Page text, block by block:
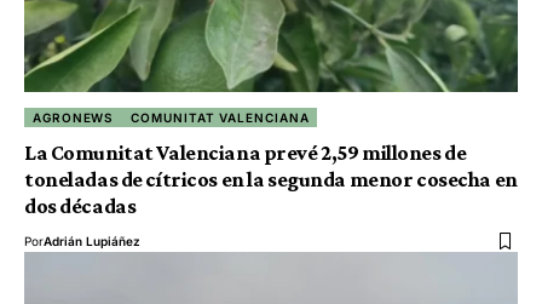
AGRONEWS COMUNITAT VALENCIANA
La Comunitat Valenciana prevé 2,59 millones de
toneladas de cítricos en la segunda menor cosecha en
dos décadas
PorAdrián Lupiáñez